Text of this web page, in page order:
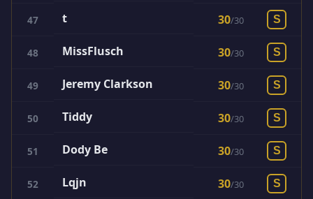
47 t 30/30 S
48 MissFlusch 30/30 S
49 Jeremy Clarkson 30/30 S
50 Tiddy 30/30 S
51 Dody Be 30/30 S
52 Lqjn 30/30 S